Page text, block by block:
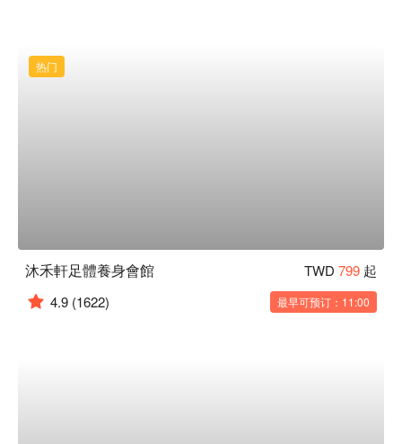
热门
沐禾軒足體養身會館 TWD 799 起
4.9 (1622) 最早可预订：11:00